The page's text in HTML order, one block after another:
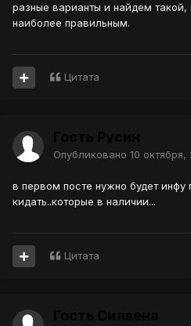
разные варианты и найдем
наиболее правильным.
Цитата
Опубликовано 10 октября,
в первом посте нужно будет инфу
кидать..которые в наличии...
Цитата